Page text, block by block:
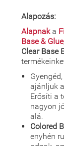
Alapozás:
Alapnaka
Base & Glue
Clear Base
ajánljuk a
Erősíti a
nagyon
alá.
Colored
enyhén